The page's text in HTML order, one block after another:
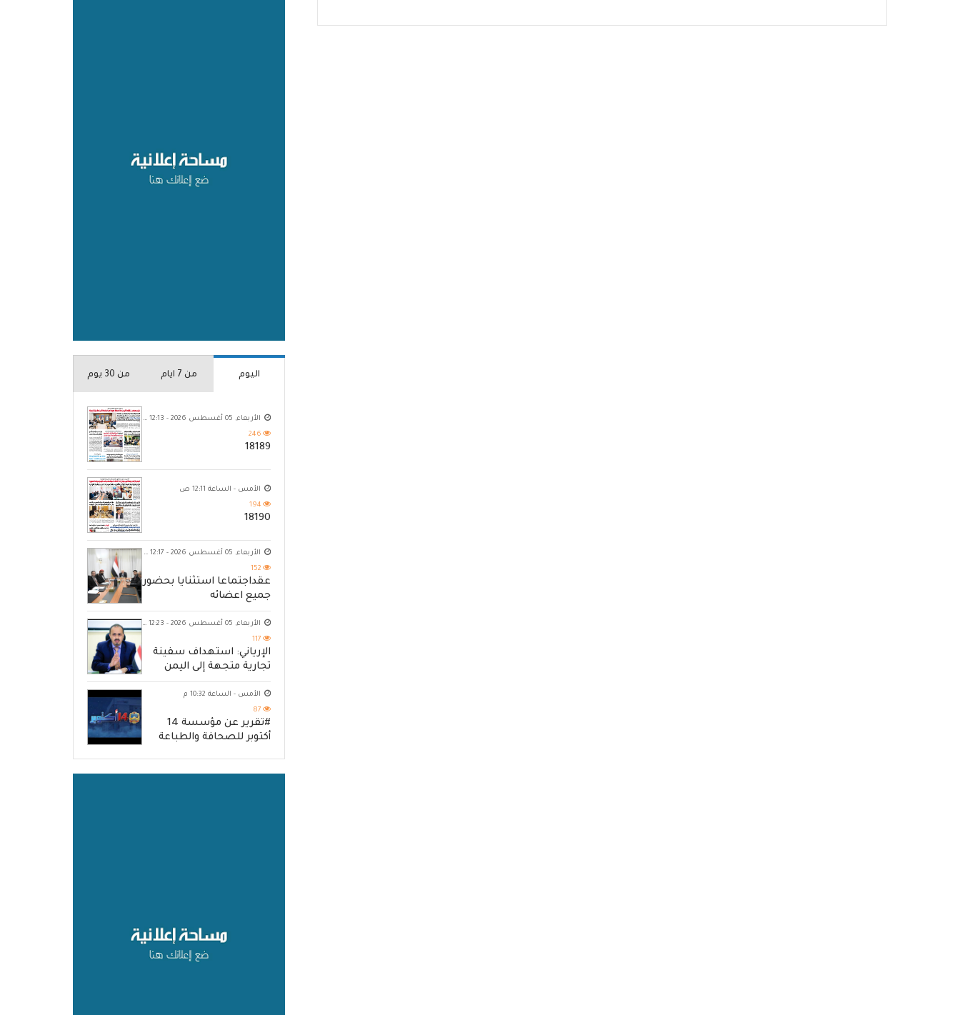
اليوم من 7 ايام من 30 يوم
الأربعاء, 05 أغسطس 2026 - 12:13 ص
246
18189
الأمس - الساعة 12:11 ص
194
18190
الأربعاء, 05 أغسطس 2026 - 12:17 ص
152
عقداجتماعا استثنايا بحضور
جميع اعضائه
الأربعاء, 05 أغسطس 2026 - 12:23 ص
117
الإرياني: استهداف سفينة
تجارية متجهة إلى اليمن
يكشف حصار الحوثي للشعب
الأمس - الساعة 10:32 م
87
#تقرير عن مؤسسة 14
أكتوبر للصحافة والطباعة